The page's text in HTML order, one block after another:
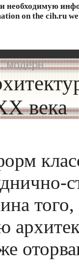
необходимую
on the cih.ru
модерн
века